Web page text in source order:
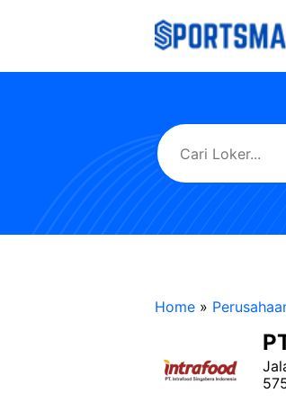
Home »